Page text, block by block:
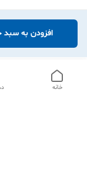
افزودن به سبد
خانه